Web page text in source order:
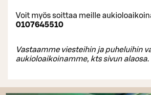
Voit myös soittaa meille
0107645510
Vastaamme viesteihin ja puheluihin
aukioloaikoinamme, kts sivun alaosa.